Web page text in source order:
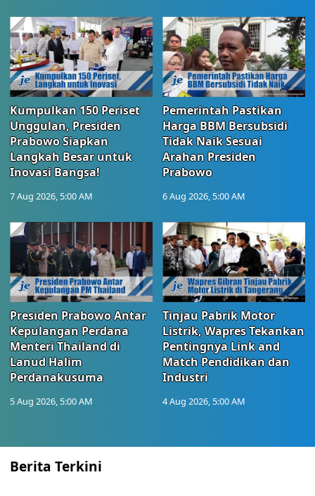
Kumpulkan 150 Periset
Unggulan, Presiden
Prabowo Siapkan
Langkah Besar untuk
Inovasi Bangsa!
7 Aug 2026, 5:00 AM
Pemerintah Pastikan
Harga BBM Bersubsidi
Tidak Naik Sesuai
Arahan Presiden
Prabowo
6 Aug 2026, 5:00 AM
Presiden Prabowo Antar
Kepulangan Perdana
Menteri Thailand di
Lanud Halim
Perdanakusuma
5 Aug 2026, 5:00 AM
Tinjau Pabrik Motor
Listrik, Wapres Tekankan
Pentingnya Link and
Match Pendidikan dan
Industri
4 Aug 2026, 5:00 AM
Berita Terkini